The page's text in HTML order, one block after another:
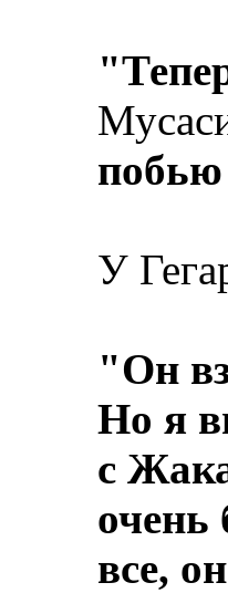
побью
У
"Он
Но я
с
очень
все,